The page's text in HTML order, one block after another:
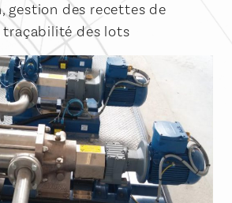
gestion des recettes de
des lots